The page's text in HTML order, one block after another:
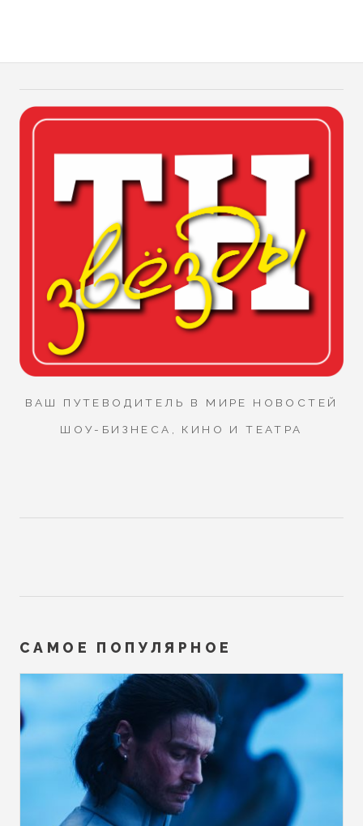
ВАШ ПУТЕВОДИТЕЛЬ В МИРЕ НОВОСТЕЙ
ШОУ-БИЗНЕСА, КИНО И ТЕАТРА
САМОЕ ПОПУЛЯРНОЕ